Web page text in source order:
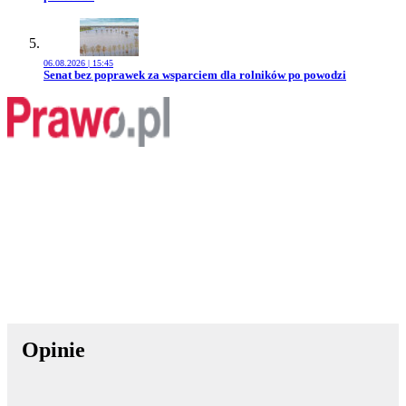
06.08.2026 | 15:45
Przejdź do artykułu:
Senat bez poprawek za wsparciem dla rolników po powodzi
Opinie